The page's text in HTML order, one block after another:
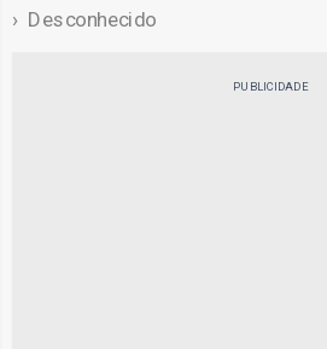
Desconhecido
PUBLICIDADE